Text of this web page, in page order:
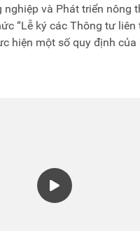
nghiệp và Phát triển nông
“Lễ ký các Thông tư
hiện một số quy định của